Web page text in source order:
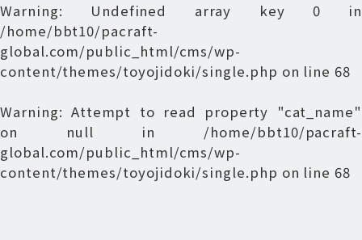
Warning: Undefined array key 0 in
/home/bbt10/pacraft-
global.com/public_html/cms/wp-
content/themes/toyojidoki/single.php on line 68
Warning: Attempt to read property "cat_name"
on null in /home/bbt10/pacraft-
global.com/public_html/cms/wp-
content/themes/toyojidoki/single.php on line 68